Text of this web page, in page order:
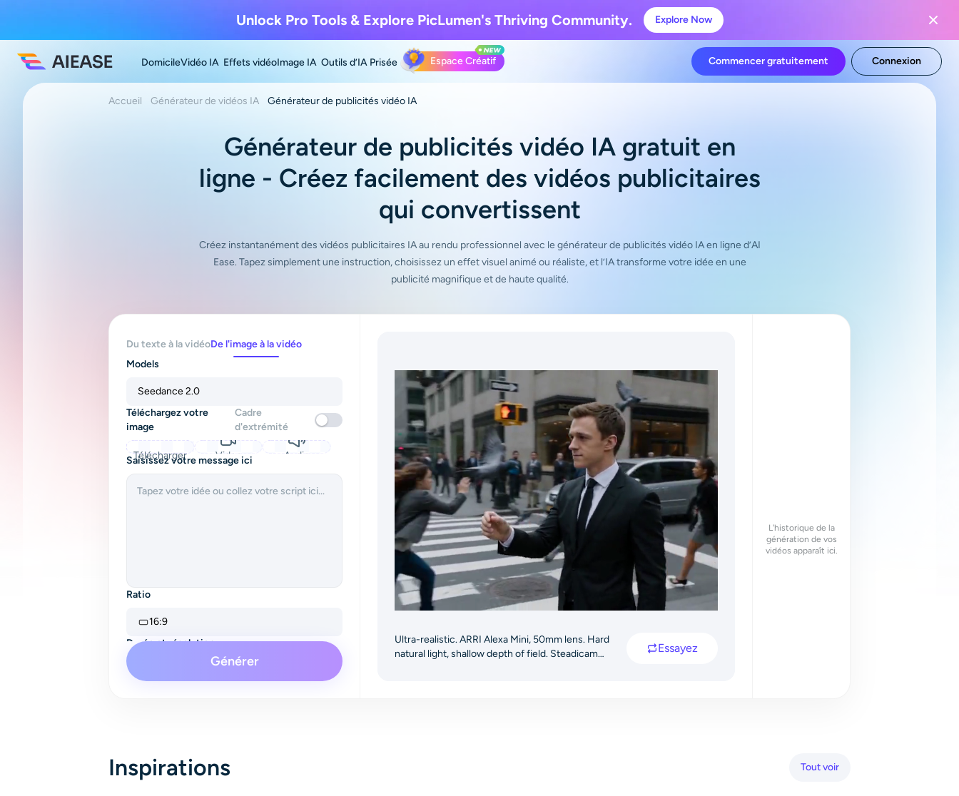
Unlock Pro Tools & ExplorePicLumen's Thriving Community. Explore Now
DomicileVidéo IA Effets vidéoImage IA Outils d’IA Prisée Espace Créatif Commencer gratuitement Connexion
Accueil Générateur de vidéos IA Générateur de publicités vidéo IA
Générateur de publicités vidéo IA gratuit en
ligne - Créez facilement des vidéos publicitaires
qui convertissent
Créez instantanément des vidéos publicitaires IA au rendu professionnel avec le générateur de publicités vidéo IA en ligne d’AI
Ease. Tapez simplement une instruction, choisissez un effet visuel animé ou réaliste, et l’IA transforme votre idée en une
publicité magnifique et de haute qualité.
Du texte à la vidéoDe l'image à la vidéo
Models
Seedance 2.0
Téléchargez votre
image
Cadre
d'extrémité
Télécharger Video Audio
Saisissez votre message ici
Ratio
16:9
Durée et résolution
Générer
Ultra-realistic. ARRI Alexa Mini, 50mm lens. Hard
natural light, shallow depth of field. Steadicam
Essayez
L'historique de la
génération de vos
vidéos apparaît ici.
Inspirations Tout voir